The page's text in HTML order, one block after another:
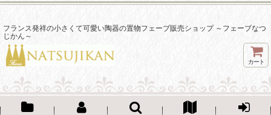
フランス発祥の小さくて可愛い陶器の置物フェーブ販売ショップ ～フェーブなつ
じかん～
カート